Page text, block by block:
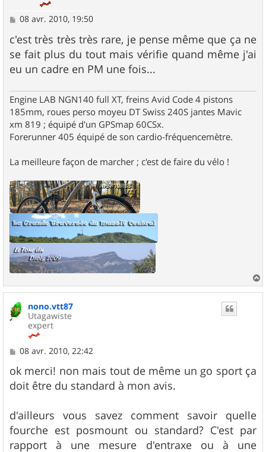
M
s
s
a
g
e
08 avr. 2010, 19:50
c'est très très très rare, je pense même que ça ne
se fait plus du tout mais vérifie quand même j'ai
eu un cadre en PM une fois...
Engine LAB NGN140 full XT, freins Avid Code 4 pistons
185mm, roues perso moyeu DT Swiss 240S jantes Mavic
xm 819 ; équipé d'un GPSmap 60CSx.
Forerunner 405 équipé de son cardio-fréquencemètre.
La meilleure façon de marcher ; c'est de faire du vélo !
a
nono.vtt87
Utagawiste
expert
M
s
s
a
08 avr. 2010, 22:42
ok merci! non mais tout de même un go sport ça
doit être du standard à mon avis.
d'ailleurs vous savez comment savoir quelle
fourche est posmount ou standard? C'est par
rapport à une mesure d'entraxe ou à une